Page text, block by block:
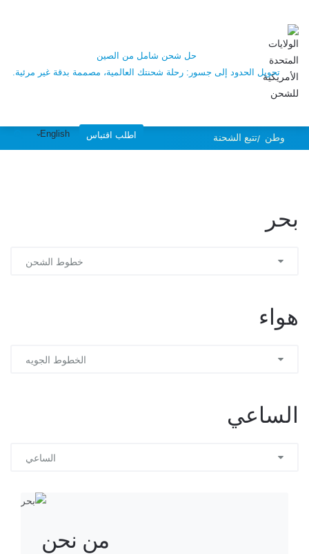
UsChina Shipping
- الأدوات - تتبع
الشحنات ، تتبع
شحناتك
حل شحن شامل من الصين
تحويل الحدود إلى جسور: رحلة شحنتك العالمية، مصممة بدقة غير مرئية.
اطلب اقتباس English وطن تتبع الشحنة
بحر
خطوط الشحن
هواء
الخطوط الجويه
الساعي
الساعي
من نحن